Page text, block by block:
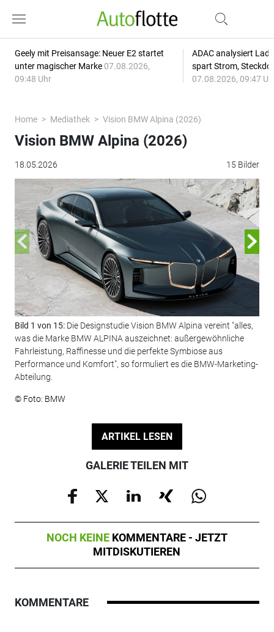
Geely mit Preisansage: Neuer E2 startet
unter magischer Marke 07.08.2026,
09:48 Uhr
ADAC analysiert
spart Strom,
07.08.2026, 09:47
Home Mediathek Vision BMW Alpina (2026)
18.05.2026 15 Bilder
Vision BMW Alpina (2026)
Bild 1 von 15: Die Designstudie Vision BMW Alpina vereint "alles,
was die Marke BMW ALPINA auszeichnet: außergewöhnliche
Fahrleistung, Raffinesse und die perfekte Symbiose aus
Performance und Komfort", so formuliert es die BMW-Marketing-
Abteilung.
© Foto: BMW
ARTIKEL LESEN
GALERIE TEILEN MIT
NOCH KEINE KOMMENTARE - JETZT
MITDISKUTIEREN
KOMMENTARE